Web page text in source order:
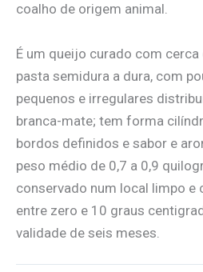
coalho de origem animal.
É um queijo curado com
pasta semidura a dura, com
pequenos e irregulares
branca-mate; tem forma
bordos definidos e sabor e
peso médio de 0,7 a 0,9
conservado num local limpo e
entre zero e 10 graus
validade de seis meses.